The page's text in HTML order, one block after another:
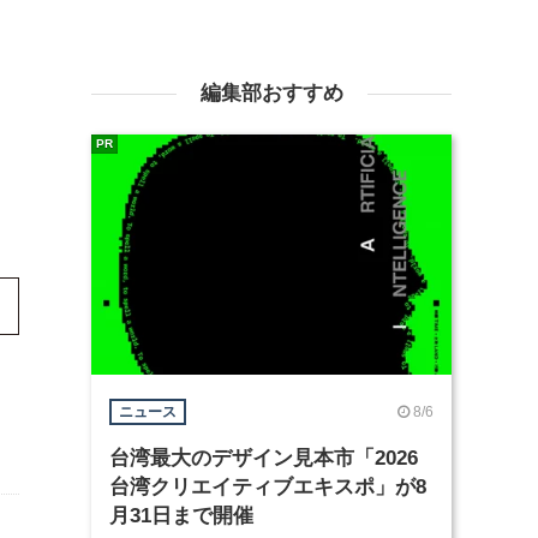
編集部おすすめ
ニュース 8/6
台湾最大のデザイン見本市「2026
台湾クリエイティブエキスポ」が8
月31日まで開催
PR